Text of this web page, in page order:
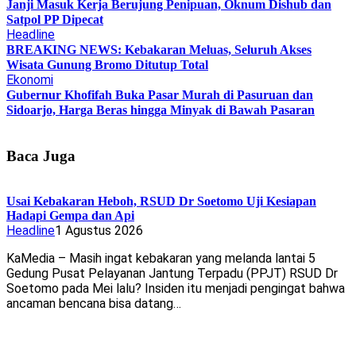
Janji Masuk Kerja Berujung Penipuan, Oknum Dishub dan
Satpol PP Dipecat
Headline
BREAKING NEWS: Kebakaran Meluas, Seluruh Akses
Wisata Gunung Bromo Ditutup Total
Ekonomi
Gubernur Khofifah Buka Pasar Murah di Pasuruan dan
Sidoarjo, Harga Beras hingga Minyak di Bawah Pasaran
Baca Juga
Usai Kebakaran Heboh, RSUD Dr Soetomo Uji Kesiapan
Hadapi Gempa dan Api
Headline1 Agustus 2026
KaMedia – Masih ingat kebakaran yang melanda lantai 5
Gedung Pusat Pelayanan Jantung Terpadu (PPJT) RSUD Dr
Soetomo pada Mei lalu? Insiden itu menjadi pengingat bahwa
ancaman bencana bisa datang…